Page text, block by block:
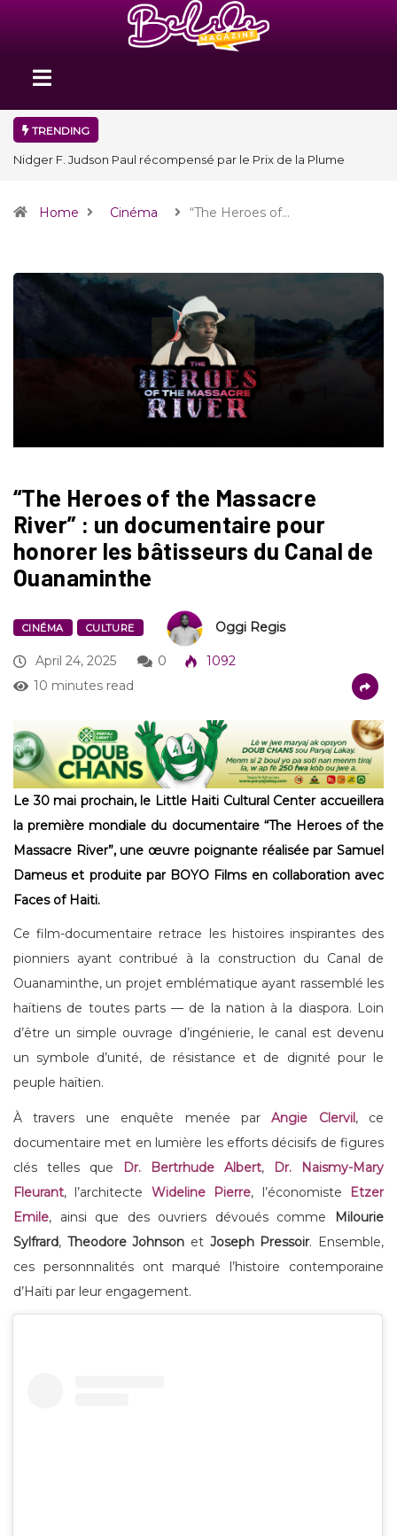
TRENDING
Nidger F. Judson Paul récompensé par le Prix de la Plume
Home Cinéma “The Heroes of…
“The Heroes of the Massacre
River” : un documentaire pour
honorer les bâtisseurs du Canal de
Ouanaminthe
CINÉMA CULTURE Oggi Regis
April 24, 2025 0
1092
10 minutes read
Le 30 mai prochain, le Little Haiti Cultural Center accueillera
la première mondiale du documentaire “The Heroes of the
Massacre River”, une œuvre poignante réalisée par Samuel
Dameus et produite par BOYO Films en collaboration avec
Faces of Haiti.
Ce film-documentaire retrace les histoires inspirantes des
pionniers ayant contribué à la construction du Canal de
Ouanaminthe, un projet emblématique ayant rassemblé les
haïtiens de toutes parts — de la nation à la diaspora. Loin
d’être un simple ouvrage d’ingénierie, le canal est devenu
un symbole d’unité, de résistance et de dignité pour le
peuple haïtien.
À travers une enquête menée parAngie Clervil, ce
documentaire met en lumière les efforts décisifs de figures
clés telles que
Dr. Bertrhude Albert,
Dr. Naismy-Mary
Fleurant, l’architecte Wideline Pierre, l’économiste
Etzer
Emile, ainsi que des ouvriers dévoués comme
Milourie
Sylfrard, Theodore Johnson et Joseph Pressoir. Ensemble,
ces personnnalités ont marqué l’histoire contemporaine
d’Haïti par leur engagement.